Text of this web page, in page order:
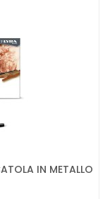
IN METALLO